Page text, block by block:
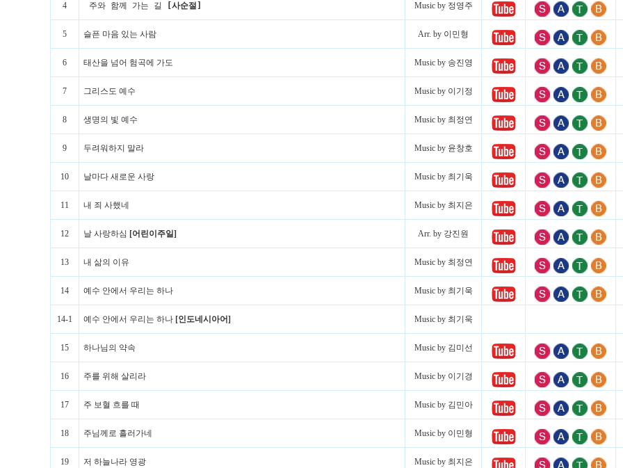
4 주와 함께 가는 길 [사순절] Music by 정영주
5 슬픈 마음 있는 사람 Arr. by 이민형
6 태산을 넘어 험곡에 가도 Music by 송진영
7 그리스도 예수 Music by 이기정
8 생명의 빛 예수 Music by 최정연
9 두려워하지 말라 Music by 윤창호
10 날마다 새로운 사랑 Music by 최기욱
11 내 죄 사했네 Music by 최지은
12 날 사랑하심 [어린이주일] Arr. by 강진원
13 내 삶의 이유 Music by 최정연
14 예수 안에서 우리는 하나 Music by 최기욱
14-1 예수 안에서 우리는 하나 [인도네시아어] Music by 최기욱
15 하나님의 약속 Music by 김미선
16 주를 위해 살리라 Music by 이기경
17 주 보혈 흐를 때 Music by 김민아
18 주님께로 흘러가네 Music by 이민형
19 저 하늘나라 영광 Music by 최지은